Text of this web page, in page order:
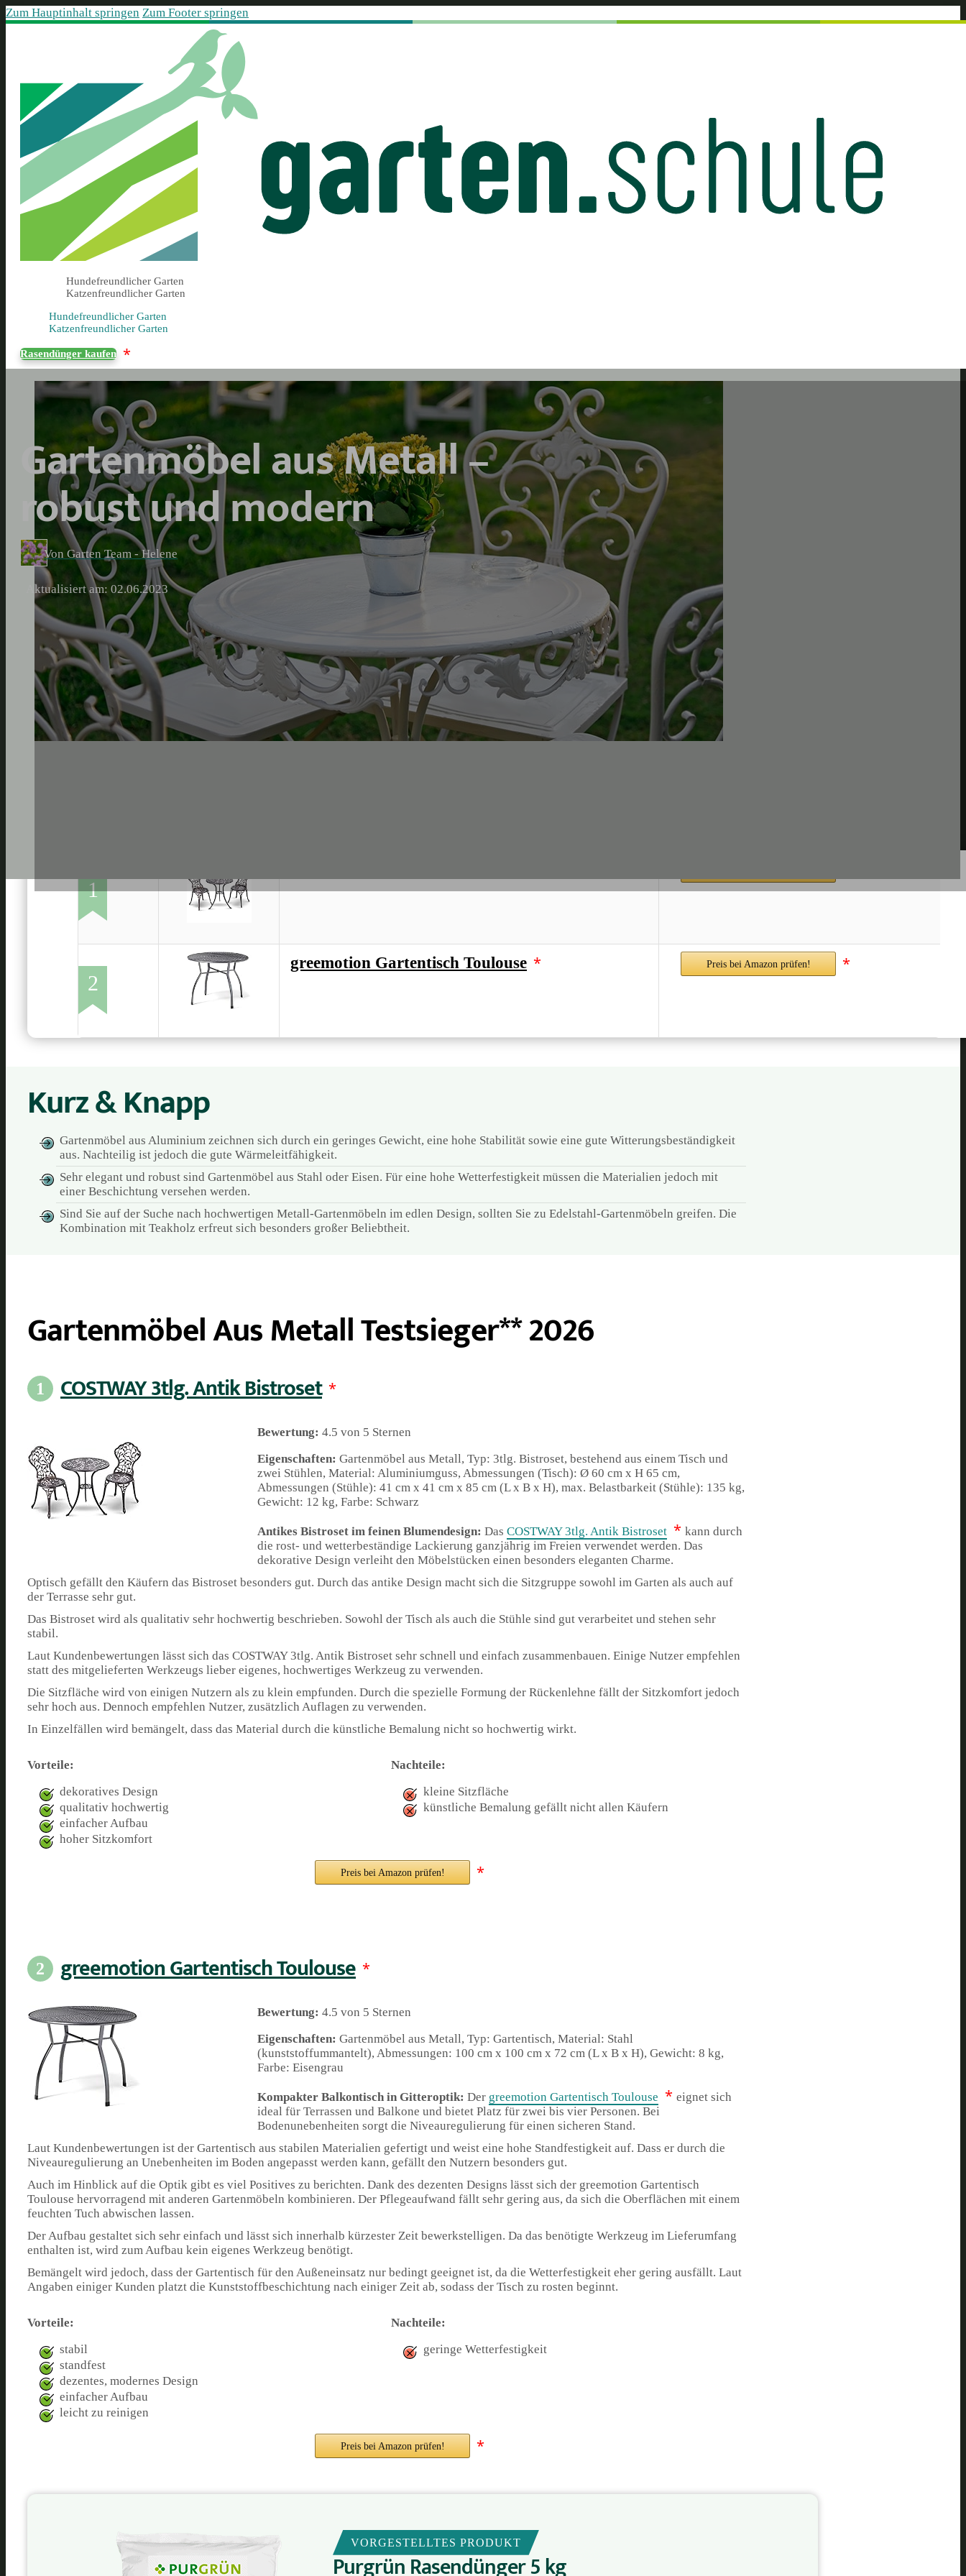
Zum Hauptinhalt springen Zum Footer springen
Hundefreundlicher Garten
Katzenfreundlicher Garten
Hundefreundlicher Garten
Katzenfreundlicher Garten
Rasendünger kaufen *
Gartenmöbel aus Metall –
robust und modern
Von Garten Team - Helene
Aktualisiert am: 02.06.2023
1
2
greemotion Gartentisch Toulouse * Preis bei Amazon prüfen! *
Kurz & Knapp
Gartenmöbel aus Aluminium zeichnen sich durch ein geringes Gewicht, eine hohe Stabilität sowie eine gute Witterungsbeständigkeit
aus. Nachteilig ist jedoch die gute Wärmeleitfähigkeit.
Sehr elegant und robust sind Gartenmöbel aus Stahl oder Eisen. Für eine hohe Wetterfestigkeit müssen die Materialien jedoch mit
einer Beschichtung versehen werden.
Sind Sie auf der Suche nach hochwertigen Metall-Gartenmöbeln im edlen Design, sollten Sie zu Edelstahl-Gartenmöbeln greifen. Die
Kombination mit Teakholz erfreut sich besonders großer Beliebtheit.
Gartenmöbel Aus Metall Testsieger** 2026
1 COSTWAY 3tlg. Antik Bistroset *
Bewertung: 4.5 von 5 Sternen
Eigenschaften: Gartenmöbel aus Metall, Typ: 3tlg. Bistroset, bestehend aus einem Tisch und
zwei Stühlen, Material: Aluminiumguss, Abmessungen (Tisch): Ø 60 cm x H 65 cm,
Abmessungen (Stühle): 41 cm x 41 cm x 85 cm (L x B x H), max. Belastbarkeit (Stühle): 135 kg,
Gewicht: 12 kg, Farbe: Schwarz
Antikes Bistroset im feinen Blumendesign: Das COSTWAY 3tlg. Antik Bistroset * kann durch
die rost- und wetterbeständige Lackierung ganzjährig im Freien verwendet werden. Das
dekorative Design verleiht den Möbelstücken einen besonders eleganten Charme.
Optisch gefällt den Käufern das Bistroset besonders gut. Durch das antike Design macht sich die Sitzgruppe sowohl im Garten als auch auf
der Terrasse sehr gut.
Das Bistroset wird als qualitativ sehr hochwertig beschrieben. Sowohl der Tisch als auch die Stühle sind gut verarbeitet und stehen sehr
stabil.
Laut Kundenbewertungen lässt sich das COSTWAY 3tlg. Antik Bistroset sehr schnell und einfach zusammenbauen. Einige Nutzer empfehlen
statt des mitgelieferten Werkzeugs lieber eigenes, hochwertiges Werkzeug zu verwenden.
Die Sitzfläche wird von einigen Nutzern als zu klein empfunden. Durch die spezielle Formung der Rückenlehne fällt der Sitzkomfort jedoch
sehr hoch aus. Dennoch empfehlen Nutzer, zusätzlich Auflagen zu verwenden.
In Einzelfällen wird bemängelt, dass das Material durch die künstliche Bemalung nicht so hochwertig wirkt.
Vorteile:
dekoratives Design
qualitativ hochwertig
einfacher Aufbau
hoher Sitzkomfort
Nachteile:
kleine Sitzfläche
künstliche Bemalung gefällt nicht allen Käufern
Preis bei Amazon prüfen! *
2 greemotion Gartentisch Toulouse *
Bewertung: 4.5 von 5 Sternen
Eigenschaften: Gartenmöbel aus Metall, Typ: Gartentisch, Material: Stahl
(kunststoffummantelt), Abmessungen: 100 cm x 100 cm x 72 cm (L x B x H), Gewicht: 8 kg,
Farbe: Eisengrau
Kompakter Balkontisch in Gitteroptik: Der greemotion Gartentisch Toulouse * eignet sich
ideal für Terrassen und Balkone und bietet Platz für zwei bis vier Personen. Bei
Bodenunebenheiten sorgt die Niveauregulierung für einen sicheren Stand.
Laut Kundenbewertungen ist der Gartentisch aus stabilen Materialien gefertigt und weist eine hohe Standfestigkeit auf. Dass er durch die
Niveauregulierung an Unebenheiten im Boden angepasst werden kann, gefällt den Nutzern besonders gut.
Auch im Hinblick auf die Optik gibt es viel Positives zu berichten. Dank des dezenten Designs lässt sich der greemotion Gartentisch
Toulouse hervorragend mit anderen Gartenmöbeln kombinieren. Der Pflegeaufwand fällt sehr gering aus, da sich die Oberflächen mit einem
feuchten Tuch abwischen lassen.
Der Aufbau gestaltet sich sehr einfach und lässt sich innerhalb kürzester Zeit bewerkstelligen. Da das benötigte Werkzeug im Lieferumfang
enthalten ist, wird zum Aufbau kein eigenes Werkzeug benötigt.
Bemängelt wird jedoch, dass der Gartentisch für den Außeneinsatz nur bedingt geeignet ist, da die Wetterfestigkeit eher gering ausfällt. Laut
Angaben einiger Kunden platzt die Kunststoffbeschichtung nach einiger Zeit ab, sodass der Tisch zu rosten beginnt.
Vorteile:
stabil
standfest
dezentes, modernes Design
einfacher Aufbau
leicht zu reinigen
Nachteile:
geringe Wetterfestigkeit
Preis bei Amazon prüfen! *
VORGESTELLTES PRODUKT
Purgrün Rasendünger 5 kg